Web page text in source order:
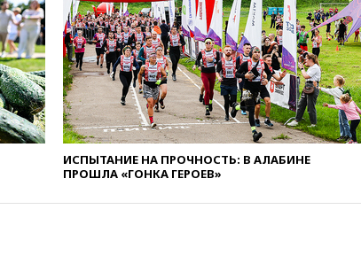
18:39 Два человека погибли в
результате удара ВСУ по
многоэтажке в Керчи
18:25Беспилотник атаковал
турецкий сухогруз у
побережья Новороссийска
18:18Товарооборот Китая и
России вырос в этом году
более чем на четверть
ИСПЫТАНИЕ НА ПРОЧНОСТЬ: В АЛАБИНЕ
ПРОШЛА «ГОНКА ГЕРОЕВ»